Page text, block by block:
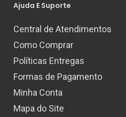
Ajuda E Suporte
Central de Atendimentos
Como Comprar
Políticas Entregas
Formas de Pagamento
Minha Conta
Mapa do Site